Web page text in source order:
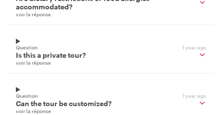
accommodated?
voir la réponse
Question 1 year ago
Is this a private tour?
voir la réponse
Question 1 year ago
Can the tour be customized?
voir la réponse